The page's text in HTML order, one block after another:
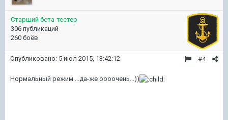
Старший бета-тестер
306 публикаций
260 боёв
#4
Опубликовано: 5 июл 2015, 13:42:12
Нормальный режим ...да-же оооочень...))